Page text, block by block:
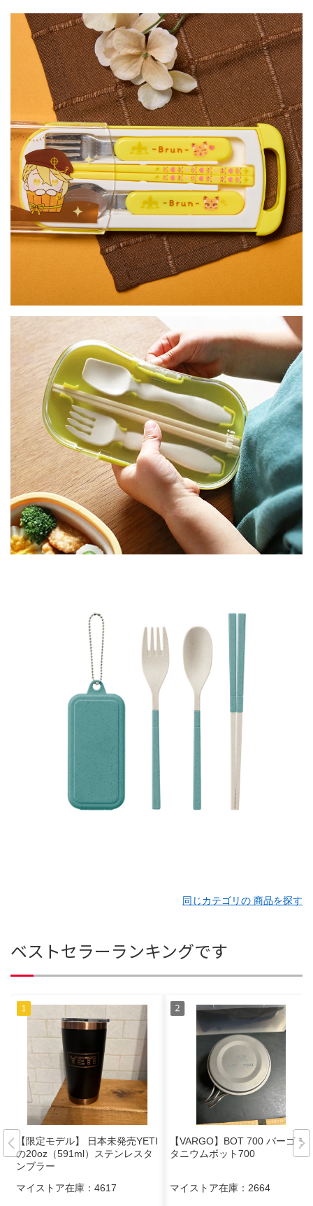
同じカテゴリの 商品を探す
ベストセラーランキングです
【限定モデル】 日本未発売YETI
の20oz（591ml）ステンレスタ
ンブラー
マイストア在庫： 4617
【VARGO】BOT 700 バーゴ チ
タニウムボット700
マイストア在庫： 2664